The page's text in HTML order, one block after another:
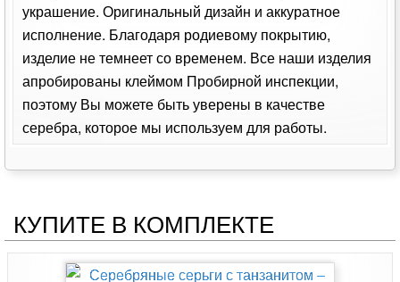
украшение. Оригинальный дизайн и аккуратное
исполнение. Благодаря родиевому покрытию,
изделие не темнеет со временем. Все наши изделия
апробированы клеймом Пробирной инспекции,
поэтому Вы можете быть уверены в качестве
серебра, которое мы используем для работы.
КУПИТЕ В КОМПЛЕКТЕ